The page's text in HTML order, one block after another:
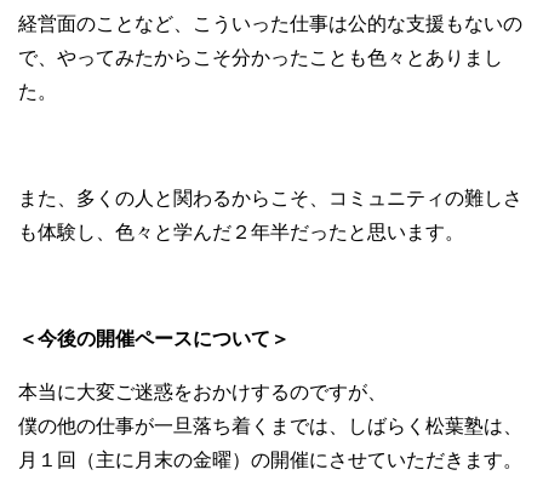
経営面のことなど、こういった仕事は公的な支援もないの
で、やってみたからこそ分かったことも色々とありまし
た。
また、多くの人と関わるからこそ、コミュニティの難しさ
も体験し、色々と学んだ２年半だったと思います。
＜今後の開催ペースについて＞
本当に大変ご迷惑をおかけするのですが、
僕の他の仕事が一旦落ち着くまでは、しばらく松葉塾は、
月１回（主に月末の金曜）の開催にさせていただきます。